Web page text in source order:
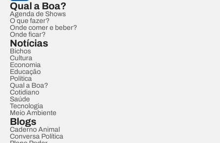
Qual a Boa?
Agenda de Shows
O que fazer?
Onde comer e beber?
Onde ficar?
Notícias
Bichos
Cultura
Economia
Educação
Política
Qual a Boa?
Cotidiano
Saúde
Tecnologia
Meio Ambiente
Blogs
Caderno Animal
Conversa Política